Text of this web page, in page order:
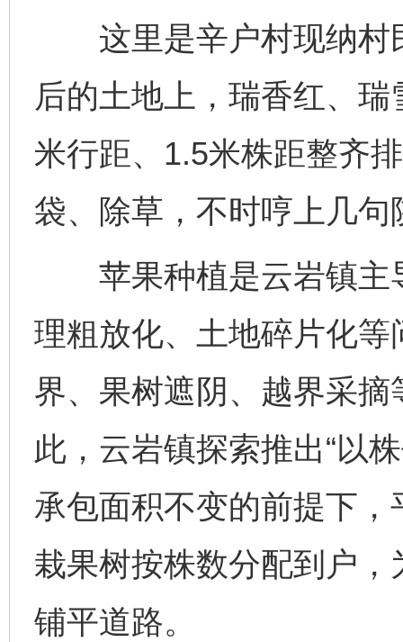
这里是辛户村现纳村
后的土地上，瑞香红、
米行距、1.5米株距整齐
袋、除草，不时哼上几句
苹果种植是云岩镇主
理粗放化、土地碎片化
界、果树遮阴、越界采
此，云岩镇探索推出“以
承包面积不变的前提下，
栽果树按株数分配到户
铺平道路。